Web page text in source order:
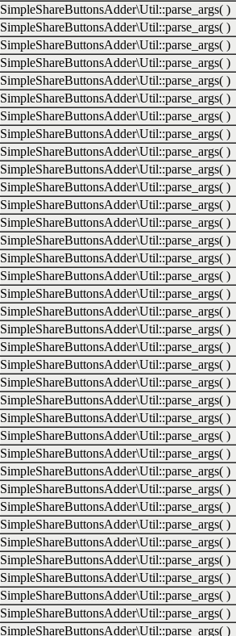
SimpleShareButtonsAdder\Util::parse_args( )
SimpleShareButtonsAdder\Util::parse_args( )
SimpleShareButtonsAdder\Util::parse_args( )
SimpleShareButtonsAdder\Util::parse_args( )
SimpleShareButtonsAdder\Util::parse_args( )
SimpleShareButtonsAdder\Util::parse_args( )
SimpleShareButtonsAdder\Util::parse_args( )
SimpleShareButtonsAdder\Util::parse_args( )
SimpleShareButtonsAdder\Util::parse_args( )
SimpleShareButtonsAdder\Util::parse_args( )
SimpleShareButtonsAdder\Util::parse_args( )
SimpleShareButtonsAdder\Util::parse_args( )
SimpleShareButtonsAdder\Util::parse_args( )
SimpleShareButtonsAdder\Util::parse_args( )
SimpleShareButtonsAdder\Util::parse_args( )
SimpleShareButtonsAdder\Util::parse_args( )
SimpleShareButtonsAdder\Util::parse_args( )
SimpleShareButtonsAdder\Util::parse_args( )
SimpleShareButtonsAdder\Util::parse_args( )
SimpleShareButtonsAdder\Util::parse_args( )
SimpleShareButtonsAdder\Util::parse_args( )
SimpleShareButtonsAdder\Util::parse_args( )
SimpleShareButtonsAdder\Util::parse_args( )
SimpleShareButtonsAdder\Util::parse_args( )
SimpleShareButtonsAdder\Util::parse_args( )
SimpleShareButtonsAdder\Util::parse_args( )
SimpleShareButtonsAdder\Util::parse_args( )
SimpleShareButtonsAdder\Util::parse_args( )
SimpleShareButtonsAdder\Util::parse_args( )
SimpleShareButtonsAdder\Util::parse_args( )
SimpleShareButtonsAdder\Util::parse_args( )
SimpleShareButtonsAdder\Util::parse_args( )
SimpleShareButtonsAdder\Util::parse_args( )
SimpleShareButtonsAdder\Util::parse_args( )
SimpleShareButtonsAdder\Util::parse_args( )
SimpleShareButtonsAdder\Util::parse_args( )